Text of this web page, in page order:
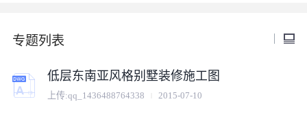
专题列表
低层东南亚风格别墅装修施工图
上传:qq_1436488764338 2015-07-10